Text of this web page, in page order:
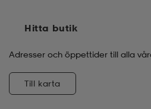
Hitta butik
Adresser och öppettider till alla
Till karta